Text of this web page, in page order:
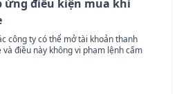
ứng điều kiện mua khí
công ty có thể mở tài khoản thanh
điều này không vi phạm lệnh cấm